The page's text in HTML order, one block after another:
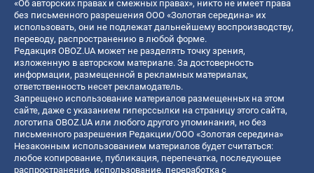
«Об авторских правах и смежных правах», никто не имеет права
без письменного разрешения ООО «Золотая середина» их
использовать, они не подлежат дальнейшему воспроизводству,
переводу, распространению в любой форме.
Редакция OBOZ.UA может не разделять точку зрения,
изложенную в авторском материале. За достоверность
информации, размещенной в рекламных материалах,
ответственность несет рекламодатель.
Запрещено использование материалов размещенных на этом
сайте, даже с указанием гиперссылки на страницу этого сайта,
логотипа OBOZ.UA или любого другого упоминания, но без
письменного разрешения Редакции/ООО «Золотая середина»
Незаконным использованием материалов будет считаться:
любое копирование, публикация, перепечатка, последующее
распространение, использование, переработка с